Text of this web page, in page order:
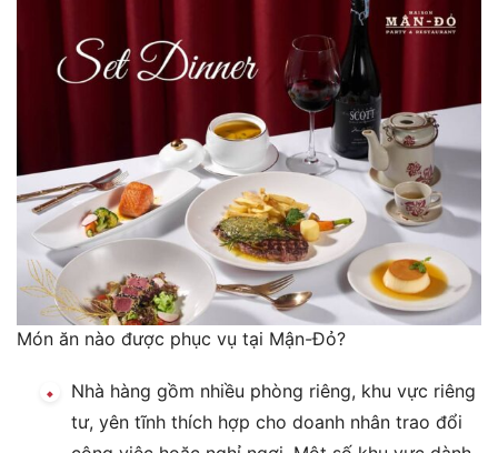
Món ăn nào được phục vụ tại Mận-Đỏ?
Nhà hàng gồm nhiều phòng riêng, khu vực riêng
tư, yên tĩnh thích hợp cho doanh nhân trao đổi